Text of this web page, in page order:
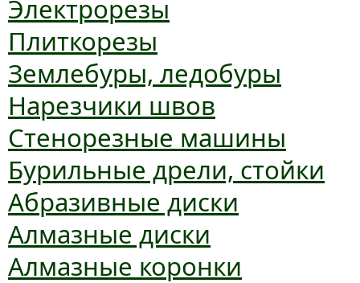
Электрорезы
Плиткорезы
Землебуры, ледобуры
Нарезчики швов
Стенорезные машины
Бурильные дрели, стойки
Абразивные диски
Алмазные диски
Алмазные коронки